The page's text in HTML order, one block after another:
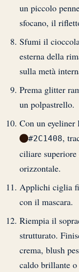
un piccolo
sfocano, il
Sfumi il
esterna della
sulla metà
Prema glitter
un polpastrello.
Con un
#2C1408,
ciliare
orizzontale.
Applichi ciglia
con il mascara.
Riempia il
strutturato.
crema, blush
caldo brillante o